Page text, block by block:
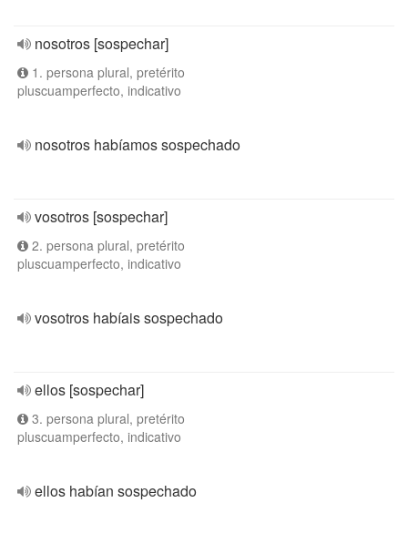
nosotros [sospechar]
1. persona plural, pretérito
pluscuamperfecto, indicativo
nosotros habíamos sospechado
vosotros [sospechar]
2. persona plural, pretérito
pluscuamperfecto, indicativo
vosotros habíais sospechado
ellos [sospechar]
3. persona plural, pretérito
pluscuamperfecto, indicativo
ellos habían sospechado